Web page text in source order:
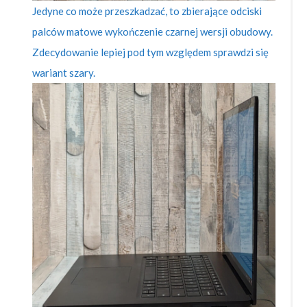
Jedyne co może przeszkadzać, to zbierające odciski
palców matowe wykończenie czarnej wersji obudowy.
Zdecydowanie lepiej pod tym względem sprawdzi się
wariant szary.